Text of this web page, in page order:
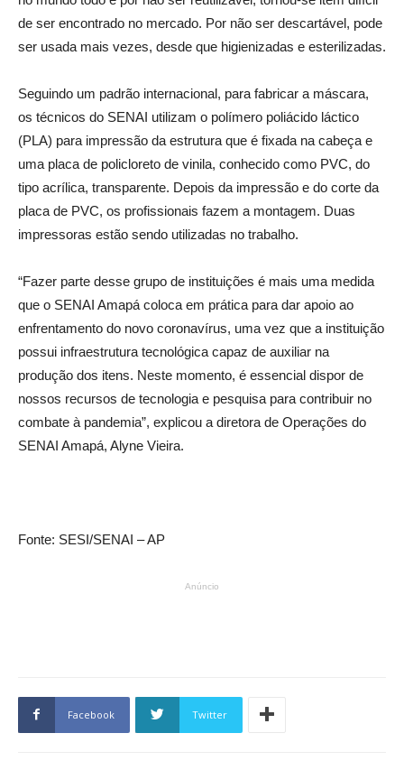
de ser encontrado no mercado. Por não ser descartável, pode
ser usada mais vezes, desde que higienizadas e esterilizadas.
Seguindo um padrão internacional, para fabricar a máscara,
os técnicos do SENAI utilizam o polímero poliácido láctico
(PLA) para impressão da estrutura que é fixada na cabeça e
uma placa de policloreto de vinila, conhecido como PVC, do
tipo acrílica, transparente. Depois da impressão e do corte da
placa de PVC, os profissionais fazem a montagem. Duas
impressoras estão sendo utilizadas no trabalho.
“Fazer parte desse grupo de instituições é mais uma medida
que o SENAI Amapá coloca em prática para dar apoio ao
enfrentamento do novo coronavírus, uma vez que a instituição
possui infraestrutura tecnológica capaz de auxiliar na
produção dos itens. Neste momento, é essencial dispor de
nossos recursos de tecnologia e pesquisa para contribuir no
combate à pandemia”, explicou a diretora de Operações do
SENAI Amapá, Alyne Vieira.
Fonte: SESI/SENAI – AP
Anúncio
Facebook Twitter